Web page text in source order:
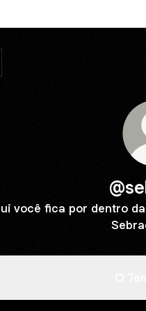
você fica por dentro